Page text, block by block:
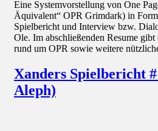
Eine Systemvorstellung von One
Äquivalent“ OPR Grimdark) in
Spielbericht und Interview bzw.
Ole. Im abschließenden Resume
rund um OPR sowie weitere
Xanders Spielbericht
Aleph)